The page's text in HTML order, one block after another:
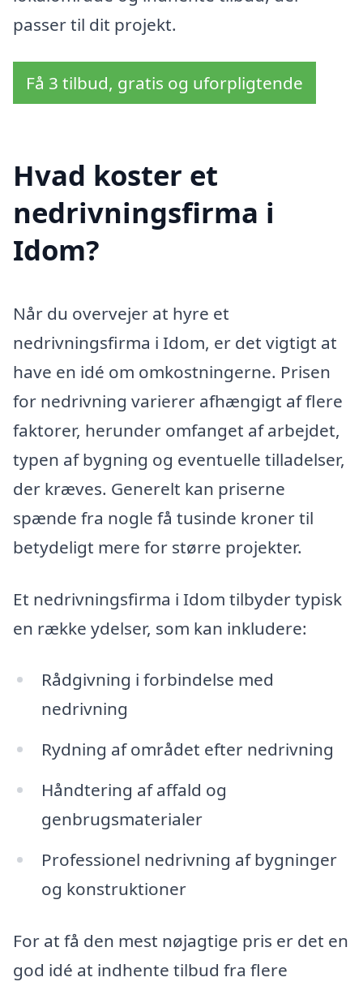
passer til dit projekt.
Få 3 tilbud, gratis og uforpligtende
Hvad koster et
nedrivningsfirma i
Idom?
Når du overvejer at hyre et
nedrivningsfirma i Idom, er det vigtigt at
have en idé om omkostningerne. Prisen
for nedrivning varierer afhængigt af flere
faktorer, herunder omfanget af arbejdet,
typen af bygning og eventuelle tilladelser,
der kræves. Generelt kan priserne
spænde fra nogle få tusinde kroner til
betydeligt mere for større projekter.
Et nedrivningsfirma i Idom tilbyder typisk
en række ydelser, som kan inkludere:
Rådgivning i forbindelse med
nedrivning
Rydning af området efter nedrivning
Håndtering af affald og
genbrugsmaterialer
Professionel nedrivning af bygninger
og konstruktioner
For at få den mest nøjagtige pris er det en
god idé at indhente tilbud fra flere